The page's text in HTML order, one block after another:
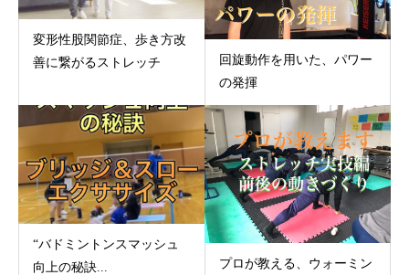
変形性股関節症、歩き方改
善に繋がるストレッチ
回旋動作を用いた、パワー
の発揮
“バドミントンスマッシュ
向上の秘訣...
プロが教える、ウォーミン